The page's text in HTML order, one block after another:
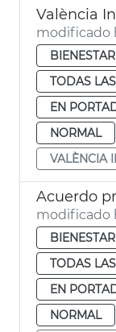
València
modificado
TODAS
EN
NORMAL
VALÈNCIA
Acuerdo
modificado
TODAS
EN
NORMAL